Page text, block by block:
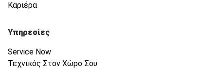
Καριέρα
Υπηρεσίες
Service Now
Τεχνικός Στον Χώρο Σου